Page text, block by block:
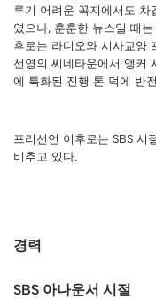
루기 어려운 꼭지에서도
였으나, 훈훈한 뉴스일 때
후로는 라디오와 시사교양
선영의 씨네타운에서 앵커
에 특화된 진행 톤 덕에 반
프리선언 이후로는 SBS 시
비추고 있다.
경력
SBS 아나운서 시절